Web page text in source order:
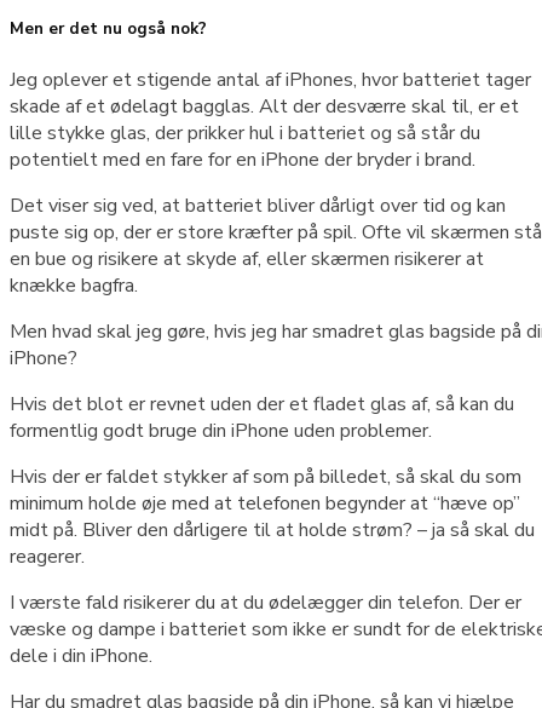
Men er det nu også nok?
Jeg oplever et stigende antal af iPhones, hvor batteriet tager
skade af et ødelagt bagglas. Alt der desværre skal til, er et
lille stykke glas, der prikker hul i batteriet og så står du
potentielt med en fare for en iPhone der bryder i brand.
Det viser sig ved, at batteriet bliver dårligt over tid og kan
puste sig op, der er store kræfter på spil. Ofte vil skærmen
en bue og risikere at skyde af, eller skærmen risikerer at
knække bagfra.
Men hvad skal jeg gøre, hvis jeg har smadret glas bagside på
iPhone?
Hvis det blot er revnet uden der et fladet glas af, så kan du
formentlig godt bruge din iPhone uden problemer.
Hvis der er faldet stykker af som på billedet, så skal du som
minimum holde øje med at telefonen begynder at “hæve op”
midt på. Bliver den dårligere til at holde strøm? – ja så skal du
reagerer.
I værste fald risikerer du at du ødelægger din telefon. Der er
væske og dampe i batteriet som ikke er sundt for de
dele i din iPhone.
Har du smadret glas bagside på din iPhone, så kan vi hjælpe